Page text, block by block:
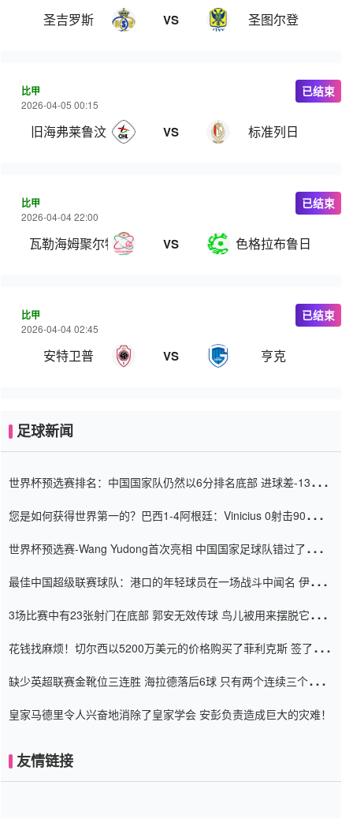
圣吉罗斯 VS 圣图尔登
比甲
2026-04-05 00:15
旧海弗莱鲁汶 VS 标准列日
已结束
比甲
2026-04-04 22:00
瓦勒海姆聚尔特 VS 色格拉布鲁日
已结束
比甲
2026-04-04 02:45
安特卫普 VS 亨克
已结束
足球新闻
世界杯预选赛排名：中国国家队仍然以6分排名底部 进球差-13令人
您是如何获得世界第一的？巴西1-4阿根廷：Vinicius 0射击90分钟
世界杯预选赛-Wang Yudong首次亮相 中国国家足球队错过了世界
最佳中国超级联赛球队：港口的年轻球员在一场战斗中闻名 伊万放
3场比赛中有23张射门在底部 郭安无效传球 鸟儿被用来摆脱它
花钱找麻烦！切尔西以5200万美元的价格购买了菲利克斯 签了7年
缺少英超联赛金靴位三连胜 海拉德落后6球 只有两个连续三个连续
皇家马德里令人兴奋地消除了皇家学会 安彭负责造成巨大的灾难！
友情链接